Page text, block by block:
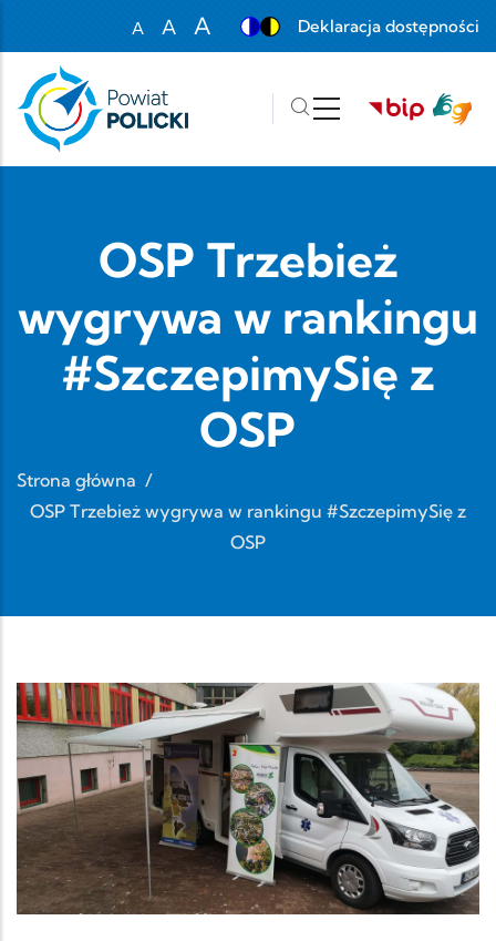
A
Set font size to 100%
A
A
Deklaracja dostępności
OSP Trzebież
wygrywa w rankingu
#SzczepimySię z
OSP
Strona główna /
OSP Trzebież wygrywa w rankingu #SzczepimySię z
OSP